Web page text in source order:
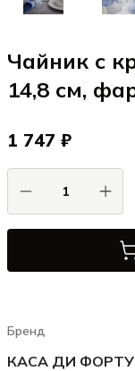
Чайник с
14,8 см,
1 747 ₽
Бренд
КАСА ДИ